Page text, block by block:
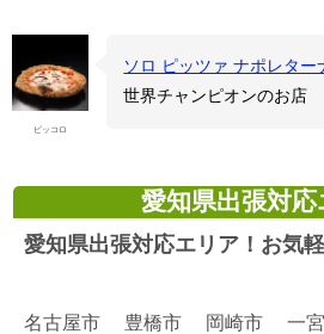
ピッコロ
ソロ ピッツァ ナポレター
世界チャンピオンのお店
愛知県出張対
愛知県出張対応エリア！お気
名古屋市 豊橋市 岡崎市 一